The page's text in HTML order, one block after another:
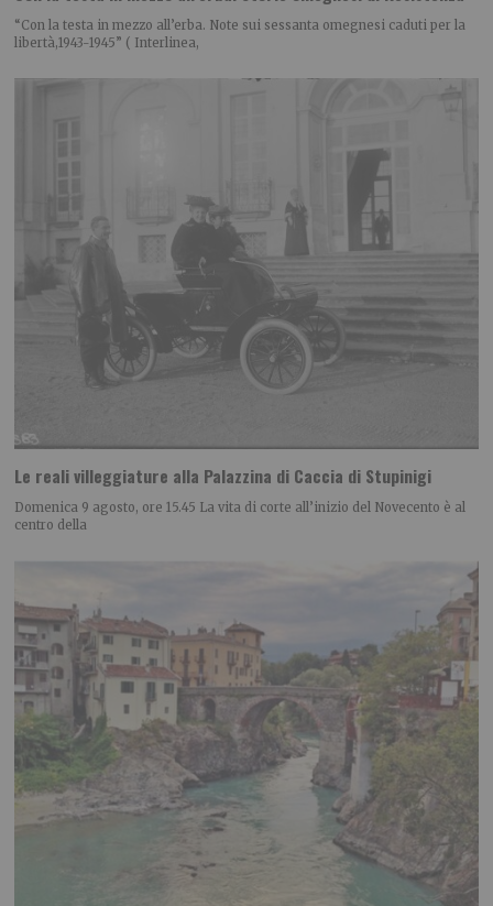
“Con la testa in mezzo all’erba. Note sui sessanta omegnesi caduti per la
libertà,1943-1945” ( Interlinea,
Le reali villeggiature alla Palazzina di Caccia di Stupinigi
Domenica 9 agosto, ore 15.45 La vita di corte all’inizio del Novecento è al
centro della